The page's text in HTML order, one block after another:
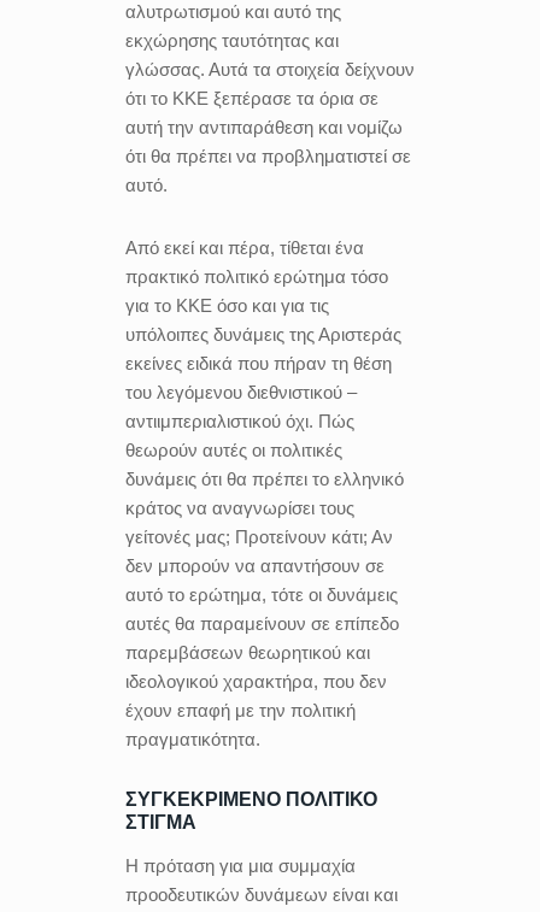
αλυτρωτισμού και αυτό της
εκχώρησης ταυτότητας και
γλώσσας. Αυτά τα στοιχεία δείχνουν
ότι το ΚΚΕ ξεπέρασε τα όρια σε
αυτή την αντιπαράθεση και νομίζω
ότι θα πρέπει να προβληματιστεί σε
αυτό.
Από εκεί και πέρα, τίθεται ένα
πρακτικό πολιτικό ερώτημα τόσο
για το ΚΚΕ όσο και για τις
υπόλοιπες δυνάμεις της Αριστεράς
εκείνες ειδικά που πήραν τη θέση
του λεγόμενου διεθνιστικού –
αντιιμπεριαλιστικού όχι. Πώς
θεωρούν αυτές οι πολιτικές
δυνάμεις ότι θα πρέπει το ελληνικό
κράτος να αναγνωρίσει τους
γείτονές μας; Προτείνουν κάτι; Αν
δεν μπορούν να απαντήσουν σε
αυτό το ερώτημα, τότε οι δυνάμεις
αυτές θα παραμείνουν σε επίπεδο
παρεμβάσεων θεωρητικού και
ιδεολογικού χαρακτήρα, που δεν
έχουν επαφή με την πολιτική
πραγματικότητα.
ΣΥΓΚΕΚΡΙΜΕΝΟ ΠΟΛΙΤΙΚΟ
ΣΤΙΓΜΑ
Η πρόταση για μια συμμαχία
προοδευτικών δυνάμεων είναι και